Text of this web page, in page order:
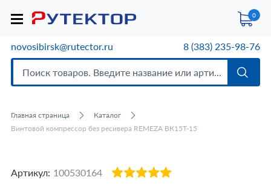
0
novosibirsk@rutector.ru 8 (383) 235-98-76
Главная страница
Каталог
Винтовой компрессор без ресивера REMEZA ВК15T-15
Артикул: 100530164